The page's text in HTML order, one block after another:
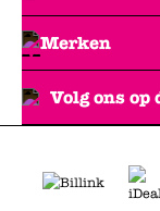
Merken
Volg ons op